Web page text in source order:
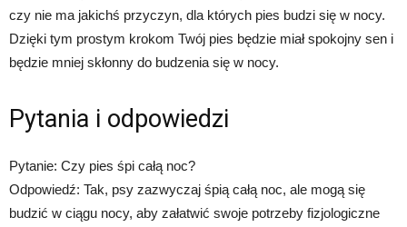
czy nie ma jakichś przyczyn, dla których pies budzi się w nocy.
Dzięki tym prostym krokom Twój pies będzie miał spokojny sen i
będzie mniej skłonny do budzenia się w nocy.
Pytania i odpowiedzi
Pytanie: Czy pies śpi całą noc?
Odpowiedź: Tak, psy zazwyczaj śpią całą noc, ale mogą się
budzić w ciągu nocy, aby załatwić swoje potrzeby fizjologiczne